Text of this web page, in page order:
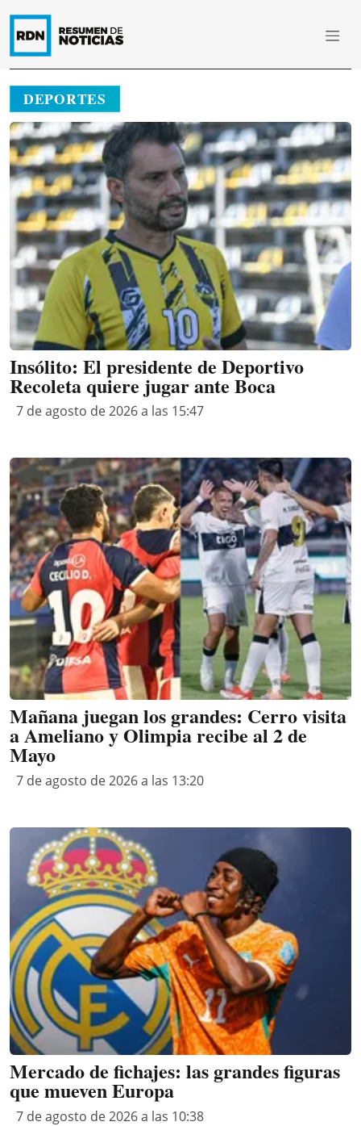
DEPORTES
Insólito: El presidente de Deportivo
Recoleta quiere jugar ante Boca
7 de agosto de 2026 a las 15:47
Mañana juegan los grandes: Cerro visita
a Ameliano y Olimpia recibe al 2 de
Mayo
7 de agosto de 2026 a las 13:20
Mercado de fichajes: las grandes figuras
que mueven Europa
7 de agosto de 2026 a las 10:38